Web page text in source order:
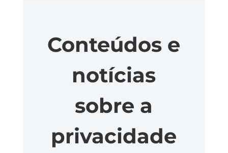
Conteúdos e
notícias
sobre a
privacidade